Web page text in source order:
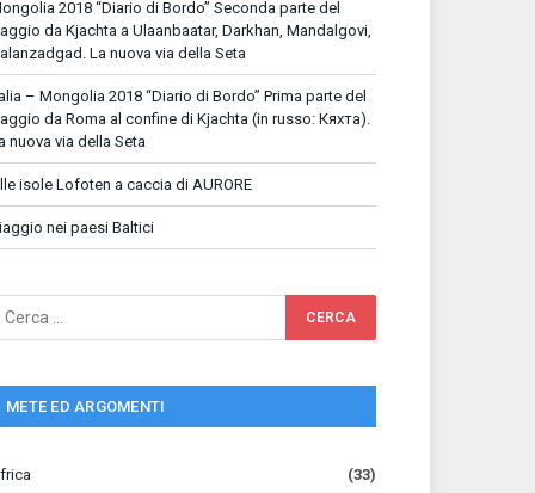
2018 “Diario di Bordo” Seconda parte del
da Kjachta a Ulaanbaatar, Darkhan, Mandalgovi,
La nuova via della Seta
– Mongolia 2018 “Diario di Bordo” Prima parte del
da Roma al confine di Kjachta (in russo: Кяхта).
nuova via della Seta
isole Lofoten a caccia di AURORE
nei paesi Baltici
METE ED ARGOMENTI
(33)